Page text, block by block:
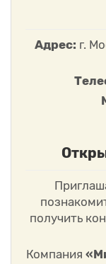
Адрес: г.
получить
Компания